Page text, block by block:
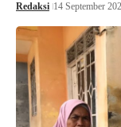
Redaksi 14 September